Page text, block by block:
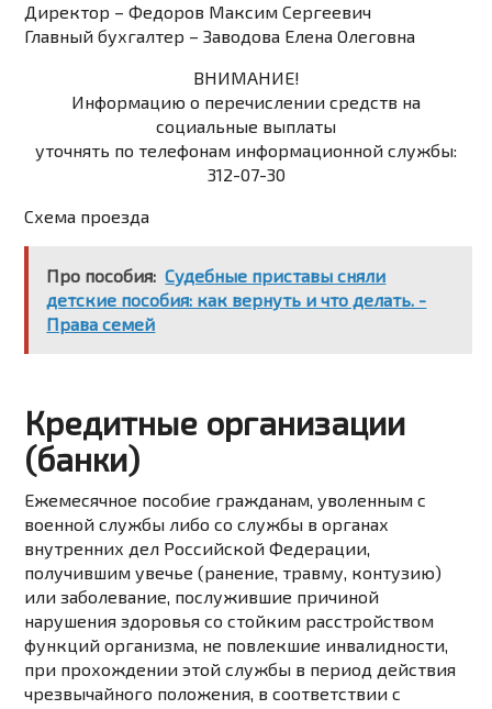
Директор ­ – Федоров Максим Сергеевич
Главный бухгалтер – Заводова Елена Олеговна
ВНИМАНИЕ!
Информацию о перечислении средств на
социальные выплаты
уточнять по телефонам информационной службы:
312-07-30
Схема проезда
Про пособия: Судебные приставы сняли
детские пособия: как вернуть и что делать. -
Права семей
Кредитные организации
(банки)​​
Ежемесячное пособие гражданам, уволенным с
военной службы либо со службы в органах
внутренних дел Российской Федерации,
получившим увечье (ранение, травму, контузию)
или заболевание, послужившие причиной
нарушения здоровья со стойким расстройством
функций организма, не повлекшие инвалидности,
при прохождении этой службы в период действия
чрезвычайного положения, в соответствии с